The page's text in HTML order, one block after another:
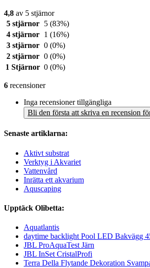
4,8 av 5 stjärnor
5 stjärnor
5 (83%)
4 stjärnor
1 (16%)
3 stjärnor 0 (0%)
2 stjärnor 0 (0%)
1 Stjärnor 0 (0%)
6 recensioner
Inga recensioner tillgängliga
Bli den första att skriva en recension
Senaste artiklarna:
Aktivt substrat
Verktyg i Akvariet
Vattenvård
Inrätta ett akvarium
Aquscaping
Upptäck Olibetta:
Aquatlantis
daytime backlight Pool LED Bakvägg
JBL ProAquaTest Järn
JBL InSet CristalProfi
Terra Della Flytande Dekoration